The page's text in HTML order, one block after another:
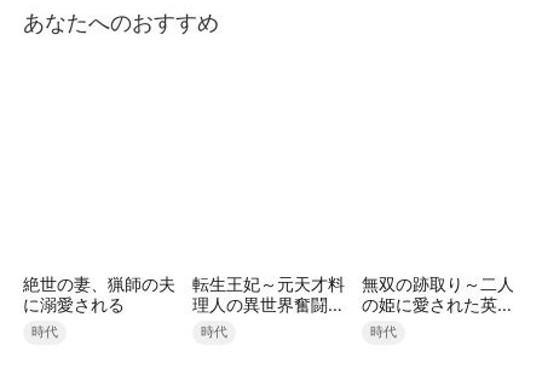
あなたへのおすすめ
絶世の妻、猟師の夫
に溺愛される
時代
転生王妃～元天才料
理人の異世界奮闘
記！（日本語吹替
版）
時代
無双の跡取り～二人
の姫に愛された英雄
～
時代